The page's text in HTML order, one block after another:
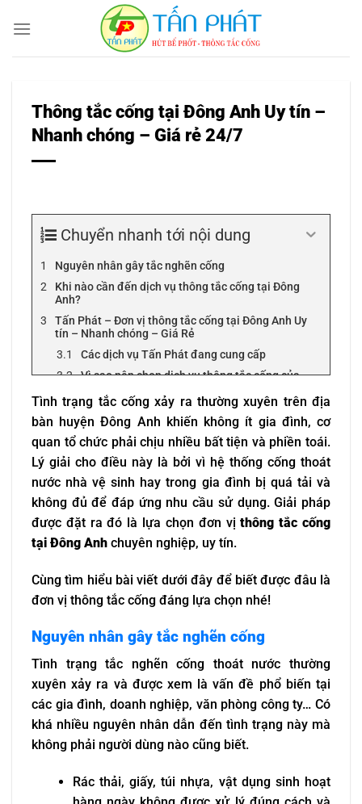
qua
Thông tắc cống tại Đông Anh Uy tín –
Nhanh chóng – Giá rẻ 24/7
Chuyển nhanh tới nội dung
Nguyên nhân gây tắc nghẽn cống
Khi nào cần đến dịch vụ thông tắc cống tại Đông
Anh?
Tấn Phát – Đơn vị thông tắc cống tại Đông Anh Uy
tín – Nhanh chóng – Giá Rẻ
Các dịch vụ Tấn Phát đang cung cấp
Vì sao nên chọn dịch vụ thông tắc cống của
Nhanh chóng
Hiệu quả
Bảo hành dài hạn
Giá cả công khai, minh bạch
Quy trình thông tắc cống tại Đông Anh
Báo giá thông tắc cống tại Đông Anh chi tiết, cập
nhật mới nhất 2024
Tình trạng tắc cống xảy ra thường xuyên trên địa
bàn huyện Đông Anh khiến không ít gia đình, cơ
quan tổ chức phải chịu nhiều bất tiện và phiền toái.
Lý giải cho điều này là bởi vì hệ thống cống thoát
nước nhà vệ sinh hay trong gia đình bị quá tải và
không đủ để đáp ứng nhu cầu sử dụng. Giải pháp
được đặt ra đó là lựa chọn đơn vịthông tắc cống
tại Đông Anh chuyên nghiệp, uy tín.
Cùng tìm hiểu bài viết dưới đây để biết được đâu là
đơn vị thông tắc cống đáng lựa chọn nhé!
Nguyên nhân gây tắc nghẽn cống
Tình trạng tắc nghẽn cống thoát nước thường
xuyên xảy ra và được xem là vấn đề phổ biến tại
các gia đình, doanh nghiệp, văn phòng công ty… Có
khá nhiều nguyên nhân dẫn đến tình trạng này mà
không phải người dùng nào cũng biết.
Rác thải, giấy, túi nhựa, vật dụng sinh hoạt